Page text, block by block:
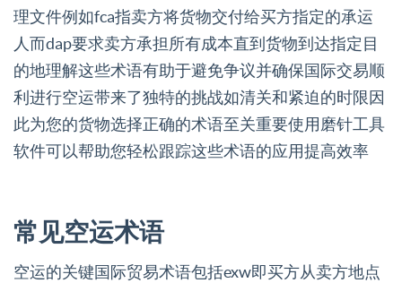
理文件例如fca指卖方将货物交付给买方指定的承运
人而dap要求卖方承担所有成本直到货物到达指定目
的地理解这些术语有助于避免争议并确保国际交易顺
利进行空运带来了独特的挑战如清关和紧迫的时限因
此为您的货物选择正确的术语至关重要使用磨针工具
软件可以帮助您轻松跟踪这些术语的应用提高效率
常见空运术语
空运的关键国际贸易术语包括exw即买方从卖方地点